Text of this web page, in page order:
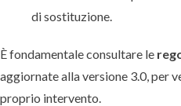
di sostituzione.
È fondamentale consultare le
aggiornate alla versione 3.0, per
proprio intervento.